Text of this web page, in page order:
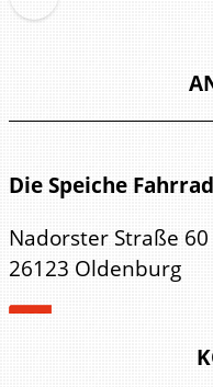
Die Speiche
Nadorster Straße 60
26123 Oldenburg